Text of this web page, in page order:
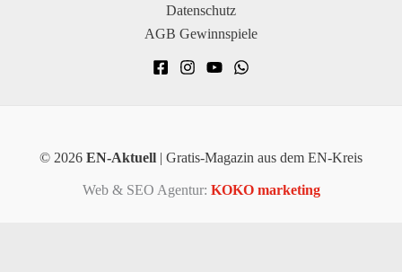
Datenschutz
AGB Gewinnspiele
© 2026 EN-Aktuell | Gratis-Magazin aus dem EN-Kreis
Web & SEO Agentur: KOKO marketing